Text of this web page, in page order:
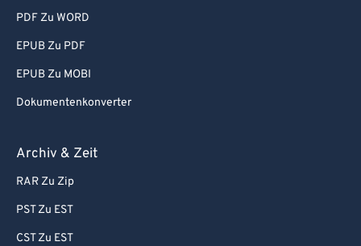
PDF Zu WORD
EPUB Zu PDF
EPUB Zu MOBI
Dokumentenkonverter
Archiv & Zeit
RAR Zu Zip
PST Zu EST
CST Zu EST